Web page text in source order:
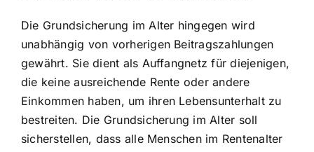
Die Grundsicherung im Alter hingegen wird
unabhängig von vorherigen Beitragszahlungen
gewährt. Sie dient als Auffangnetz für diejenigen,
die keine ausreichende Rente oder andere
Einkommen haben, um ihren Lebensunterhalt zu
bestreiten. Die Grundsicherung im Alter soll
sicherstellen, dass alle Menschen im Rentenalter